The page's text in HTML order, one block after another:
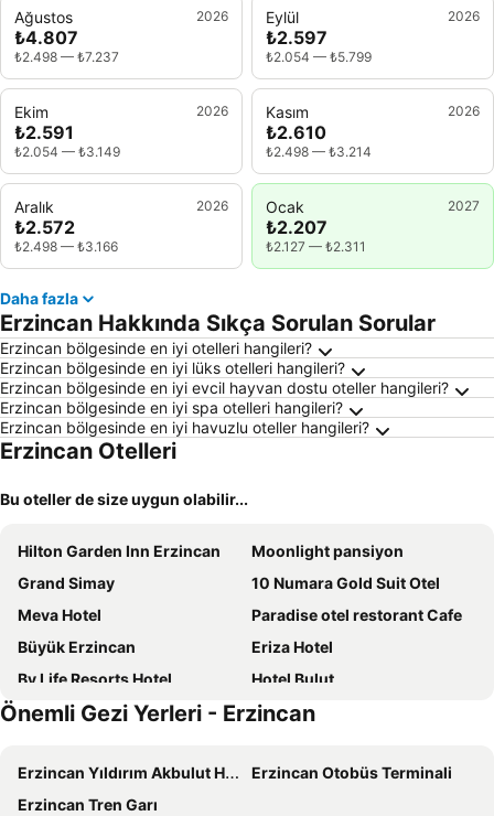
Ağustos 2026
₺4.807
₺2.498 — ₺7.237
Eylül 2026
₺2.597
₺2.054 — ₺5.799
Ekim 2026
₺2.591
₺2.054 — ₺3.149
Kasım 2026
₺2.610
₺2.498 — ₺3.214
Aralık 2026
₺2.572
₺2.498 — ₺3.166
Ocak 2027
₺2.207
₺2.127 — ₺2.311
Daha fazla
Erzincan Hakkında Sıkça Sorulan Sorular
Erzincan bölgesinde en iyi otelleri hangileri?
Erzincan bölgesinde en iyi lüks otelleri hangileri?
Erzincan bölgesinde en iyi evcil hayvan dostu oteller hangileri?
Erzincan bölgesinde en iyi spa otelleri hangileri?
Erzincan bölgesinde en iyi havuzlu oteller hangileri?
Erzincan Otelleri
Bu oteller de size uygun olabilir...
Hilton Garden Inn Erzincan
Moonlight pansiyon
Grand Simay
10 Numara Gold Suit Otel
Meva Hotel
Paradise otel restorant Cafe
Büyük Erzincan
Eriza Hotel
By Life Resorts Hotel
Hotel Bulut
Hotel Beyrut
Grand Alemdar
Hotel Bulut
Önemli Gezi Yerleri - Erzincan
Erzincan Yıldırım Akbulut Havalimanı
Erzincan Otobüs Terminali
Erzincan Tren Garı